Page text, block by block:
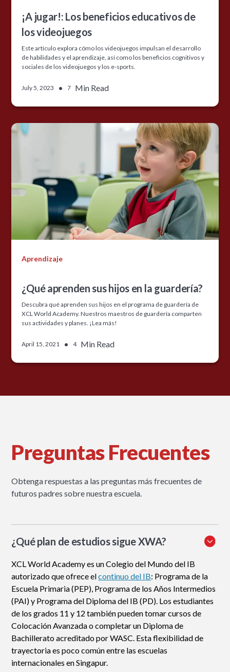
¡A jugar!: Los beneficios educativos de
los videojuegos
Este artículo explora cómo los videojuegos impulsan el desarrollo
de habilidades y el aprendizaje, así como los beneficios cognitivos y
sociales de los videojuegos y los e-sports.
July 5, 2023 • 7 Min Read
Aprendizaje
¿Qué aprenden sus hijos en la guardería?
Descubra qué aprenden sus hijos en el programa de guardería de
XCL World Academy. Nuestros maestros de guardería comparten
sus actividades y planes. ¡Lea más!
April 15, 2021 • 4 Min Read
Preguntas Frecuentes
Obtenga respuestas a las preguntas más frecuentes de
futuros padres sobre nuestra escuela.
¿Qué plan de estudios sigue XWA?
XCL World Academy es un Colegio del Mundo del IB
autorizado que ofrece elcontinuo del IB: Programa de la
Escuela Primaria (PEP), Programa de los Años Intermedios
(PAI) y Programa del Diploma del IB (PD). Los estudiantes
de los grados 11 y 12 también pueden tomar cursos de
Colocación Avanzada o completar un Diploma de
Bachillerato acreditado por WASC. Esta flexibilidad de
trayectoria es poco común entre las escuelas
internacionales en Singapur.